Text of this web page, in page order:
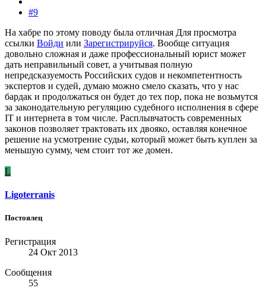
#9
На хабре по этому поводу была отличная Для просмотра
ссылки Войди или Зарегистрируйся. Вообще ситуация
довольно сложная и даже профессиональный юрист может
дать неправильный совет, а учитывая полную
непредсказуемость Российских судов и некомпетентность
экспертов и судей, думаю можно смело сказать, что у нас
бардак и продолжаться он будет до тех пор, пока не возьмутся
за законодательную регуляцию судебного исполнения в сфере
IT и интернета в том числе. Расплывчатость современных
законов позволяет трактовать их двояко, оставляя конечное
решение на усмотрение судьи, который может быть куплен за
меньшую сумму, чем стоит тот же домен.
L
Ligoterranis
Постоялец
Регистрация
24 Окт 2013
Сообщения
55